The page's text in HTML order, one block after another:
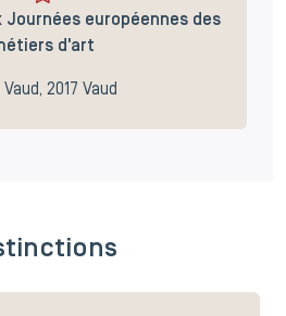
européennes des
d'art
Vaud, 2017 Vaud